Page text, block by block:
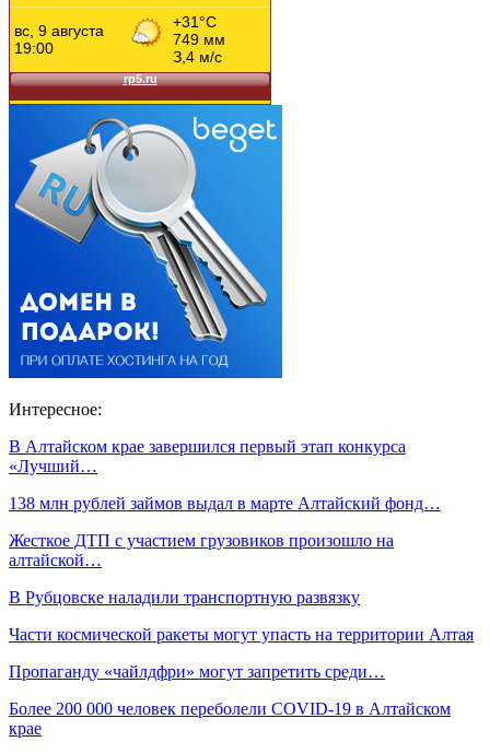
Интересное:
В Алтайском крае завершился первый этап конкурса
«Лучший…
138 млн рублей займов выдал в марте Алтайский фонд…
Жесткое ДТП с участием грузовиков произошло на
алтайской…
В Рубцовске наладили транспортную развязку
Части космической ракеты могут упасть на территории Алтая
Пропаганду «чайлдфри» могут запретить среди…
Более 200 000 человек переболели COVID-19 в Алтайском
крае